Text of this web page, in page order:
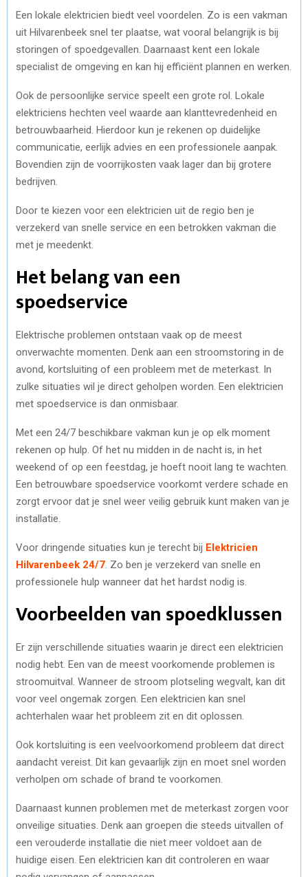
Een lokale elektricien biedt veel voordelen. Zo is een vakman
uit Hilvarenbeek snel ter plaatse, wat vooral belangrijk is bij
storingen of spoedgevallen. Daarnaast kent een lokale
specialist de omgeving en kan hij efficiënt plannen en werken.
Ook de persoonlijke service speelt een grote rol. Lokale
elektriciens hechten veel waarde aan klanttevredenheid en
betrouwbaarheid. Hierdoor kun je rekenen op duidelijke
communicatie, eerlijk advies en een professionele aanpak.
Bovendien zijn de voorrijkosten vaak lager dan bij grotere
bedrijven.
Door te kiezen voor een elektricien uit de regio ben je
verzekerd van snelle service en een betrokken vakman die
met je meedenkt.
Het belang van een
spoedservice
Elektrische problemen ontstaan vaak op de meest
onverwachte momenten. Denk aan een stroomstoring in de
avond, kortsluiting of een probleem met de meterkast. In
zulke situaties wil je direct geholpen worden. Een elektricien
met spoedservice is dan onmisbaar.
Met een 24/7 beschikbare vakman kun je op elk moment
rekenen op hulp. Of het nu midden in de nacht is, in het
weekend of op een feestdag, je hoeft nooit lang te wachten.
Een betrouwbare spoedservice voorkomt verdere schade en
zorgt ervoor dat je snel weer veilig gebruik kunt maken van je
installatie.
Voor dringende situaties kun je terecht bij Elektricien
Hilvarenbeek 24/7 . Zo ben je verzekerd van snelle en
professionele hulp wanneer dat het hardst nodig is.
Voorbeelden van spoedklussen
Er zijn verschillende situaties waarin je direct een elektricien
nodig hebt. Een van de meest voorkomende problemen is
stroomuitval. Wanneer de stroom plotseling wegvalt, kan dit
voor veel ongemak zorgen. Een elektricien kan snel
achterhalen waar het probleem zit en dit oplossen.
Ook kortsluiting is een veelvoorkomend probleem dat direct
aandacht vereist. Dit kan gevaarlijk zijn en moet snel worden
verholpen om schade of brand te voorkomen.
Daarnaast kunnen problemen met de meterkast zorgen voor
onveilige situaties. Denk aan groepen die steeds uitvallen of
een verouderde installatie die niet meer voldoet aan de
huidige eisen. Een elektricien kan dit controleren en waar